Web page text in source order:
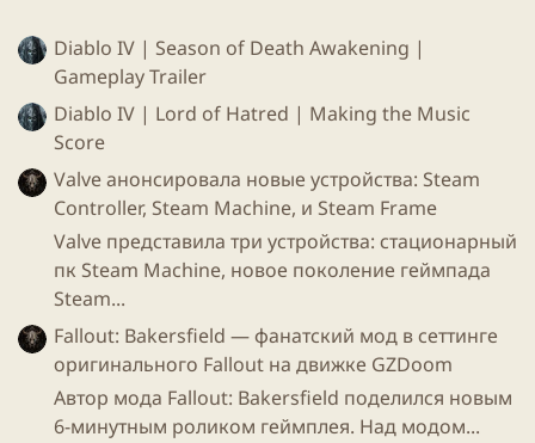
Diablo IV | Season of Death Awakening |
Gameplay Trailer
Diablo IV | Lord of Hatred | Making the Music
Score
Valve анонсировала новые устройства: Steam
Controller, Steam Machine, и Steam Frame
Valve представила три устройства: стационарный
пк Steam Machine, новое поколение геймпада
Steam...
Fallout: Bakersfield — фанатский мод в сеттинге
оригинального Fallout на движке GZDoom
Автор мода Fallout: Bakersfield поделился новым
6-минутным роликом геймплея. Над модом...